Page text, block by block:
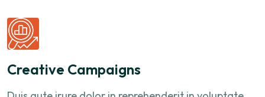
Creative Campaigns